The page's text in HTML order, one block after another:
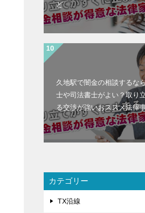
ど
久地駅で闇金の相談するな
士や司法書士がよい？取り
る交渉が強いおススメ法律
カテゴリー
TX沿線